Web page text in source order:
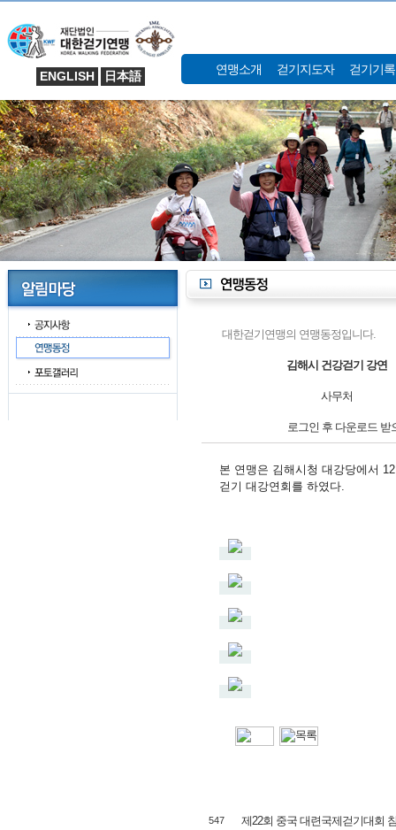
ENGLISH 日本語 연맹소개 걷기지도자 걷기기
대한걷기연맹의 연맹동정입니다.
김해시 건강걷기 강연
사무처
로그인 후 다운로드 받
본 연맹은 김해시청 대강당에서
걷기 대강연회를 하였다.
547 제22회 중국 대련국제걷기대회